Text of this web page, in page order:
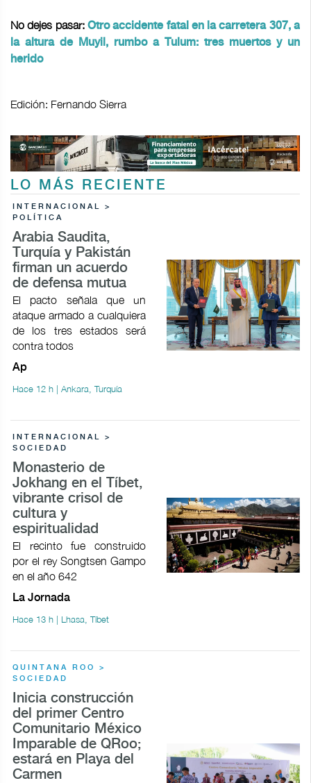
No dejes pasar: Otro accidente fatal en la carretera 307, a
la altura de Muyil, rumbo a Tulum: tres muertos y un
herido
Edición: Fernando Sierra
LO MÁS RECIENTE
INTERNACIONAL >
POLÍTICA
Arabia Saudita,
Turquía y Pakistán
firman un acuerdo
de defensa mutua
El pacto señala que un
ataque armado a cualquiera
de los tres estados será
contra todos
Ap
Hace 12 h | Ankara, Turquía
INTERNACIONAL >
SOCIEDAD
Monasterio de
Jokhang en el Tíbet,
vibrante crisol de
cultura y
espiritualidad
El recinto fue construido
por el rey Songtsen Gampo
en el año 642
La Jornada
Hace 13 h | Lhasa, Tíbet
QUINTANA ROO >
SOCIEDAD
Inicia construcción
del primer Centro
Comunitario México
Imparable de QRoo;
estará en Playa del
Carmen